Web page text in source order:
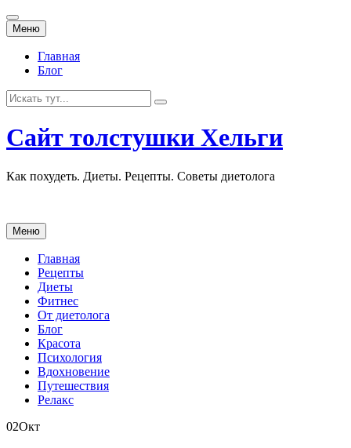
Меню Перейти
к
содержанию
Главная
Блог
Искать:
Сайт толстушки Хельги
Как похудеть. Диеты. Рецепты. Советы диетолога
Меню Перейти
к
содержанию
Главная
Рецепты
Диеты
Фитнес
От диетолога
Блог
Красота
Психология
Вдохновение
Путешествия
Релакс
02Окт